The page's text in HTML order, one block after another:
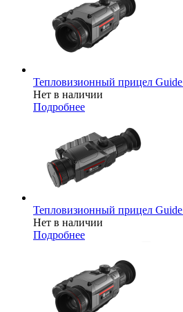
Тепловизионный прицел
Нет в наличии
Подробнее
Тепловизионный прицел
Нет в наличии
Подробнее